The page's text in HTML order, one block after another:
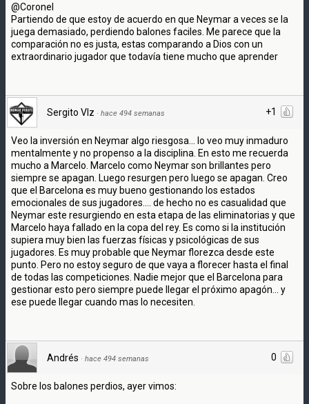
@Coronel
Partiendo de que estoy de acuerdo en que Neymar a veces se la
juega demasiado, perdiendo balones faciles. Me parece que la
comparación no es justa, estas comparando a Dios con un
extraordinario jugador que todavía tiene mucho que aprender
+1
Sergito Vlz · hace 494 semanas
Veo la inversión en Neymar algo riesgosa... lo veo muy inmaduro
mentalmente y no propenso a la disciplina. En esto me recuerda
mucho a Marcelo. Marcelo como Neymar son brillantes pero
siempre se apagan. Luego resurgen pero luego se apagan. Creo
que el Barcelona es muy bueno gestionando los estados
emocionales de sus jugadores.... de hecho no es casualidad que
Neymar este resurgiendo en esta etapa de las eliminatorias y que
Marcelo haya fallado en la copa del rey. Es como si la institución
supiera muy bien las fuerzas físicas y psicológicas de sus
jugadores. Es muy probable que Neymar florezca desde este
punto. Pero no estoy seguro de que vaya a florecer hasta el final
de todas las competiciones. Nadie mejor que el Barcelona para
gestionar esto pero siempre puede llegar el próximo apagón... y
ese puede llegar cuando mas lo necesiten.
0
Andrés · hace 494 semanas
Sobre los balones perdios, ayer vimos: